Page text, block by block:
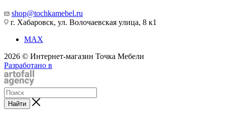
shop@tochkamebel.ru
г. Хабаровск, ул. Волочаевская улица, 8 к1
MAX
2026 © Интернет-магазин Точка Мебели
Разработано в
Найти